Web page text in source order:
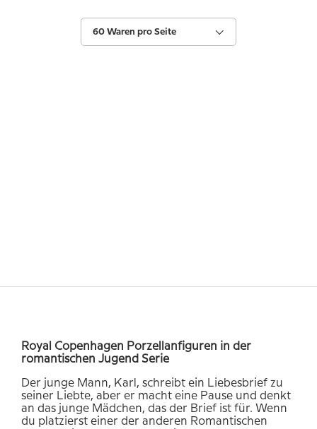
60 Waren pro Seite
Royal
Copenhagen Porzellanfiguren in der
romantischen Jugend Serie
Der junge Mann, Karl, schreibt ein Liebesbrief zu
seiner Liebte, aber er macht eine Pause und denkt
an das junge Mädchen, das der Brief ist für. Wenn
du platzierst einer der anderen Romantischen